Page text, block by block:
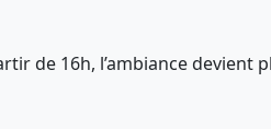
de 16h, l’ambiance devient